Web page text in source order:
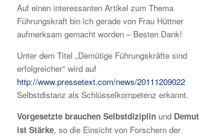
Auf einen interessanten Artikel zum Thema
Führungskraft bin ich gerade von Frau Hüttner
aufmerksam gemacht worden – Besten Dank!
Unter dem Titel „Demütige Führungskräfte sind
erfolgreicher“ wird auf
http://www.pressetext.com/news/20111209022
Selbstdistanz als Schlüsselkompetenz erkannt.
Vorgesetzte brauchen Selbstdiziplin und Demut
ist Stärke, so die Einsicht von Forschern der